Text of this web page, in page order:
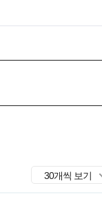
30개씩 보기